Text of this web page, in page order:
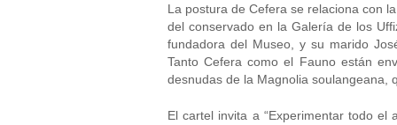
La postura de Cefera se relaciona con
del conservado en la Galería de los
fundadora del Museo, y su marido
Tanto Cefera como el Fauno están
desnudas de la Magnolia soulangeana,
El cartel invita a “Experimentar todo el